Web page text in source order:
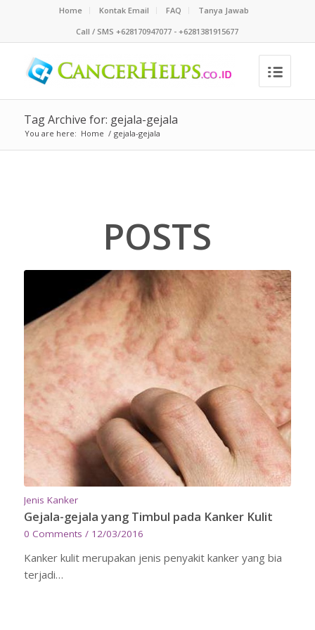
Home Kontak Email FAQ
Tanya Jawab
Call / SMS +628170947077 - +6281381915677
Tag Archive for: gejala-gejala
You are here: Home / gejala-gejala
POSTS
Jenis Kanker
Gejala-gejala yang Timbul pada Kanker Kulit
0 Comments / 12/03/2016
Kanker kulit merupakan jenis penyakit kanker yang bia
terjadi…